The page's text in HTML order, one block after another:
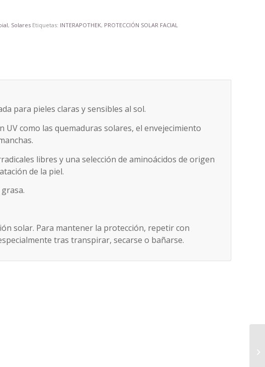
, Solares Etiquetas: INTERAPOTHEK, PROTECCIÓN SOLAR FACIAL
para pieles claras y sensibles al sol.
UV como las quemaduras solares, el envejecimiento
libres y una selección de aminoácidos de origen
de la piel.
solar. Para mantener la protección, repetir con
tras transpirar, secarse o bañarse.